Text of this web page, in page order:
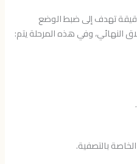
دقيقة تهدف إلى ضبط الوضع
النهائي، وفي هذه المرحلة يتم:
بالتصفية.